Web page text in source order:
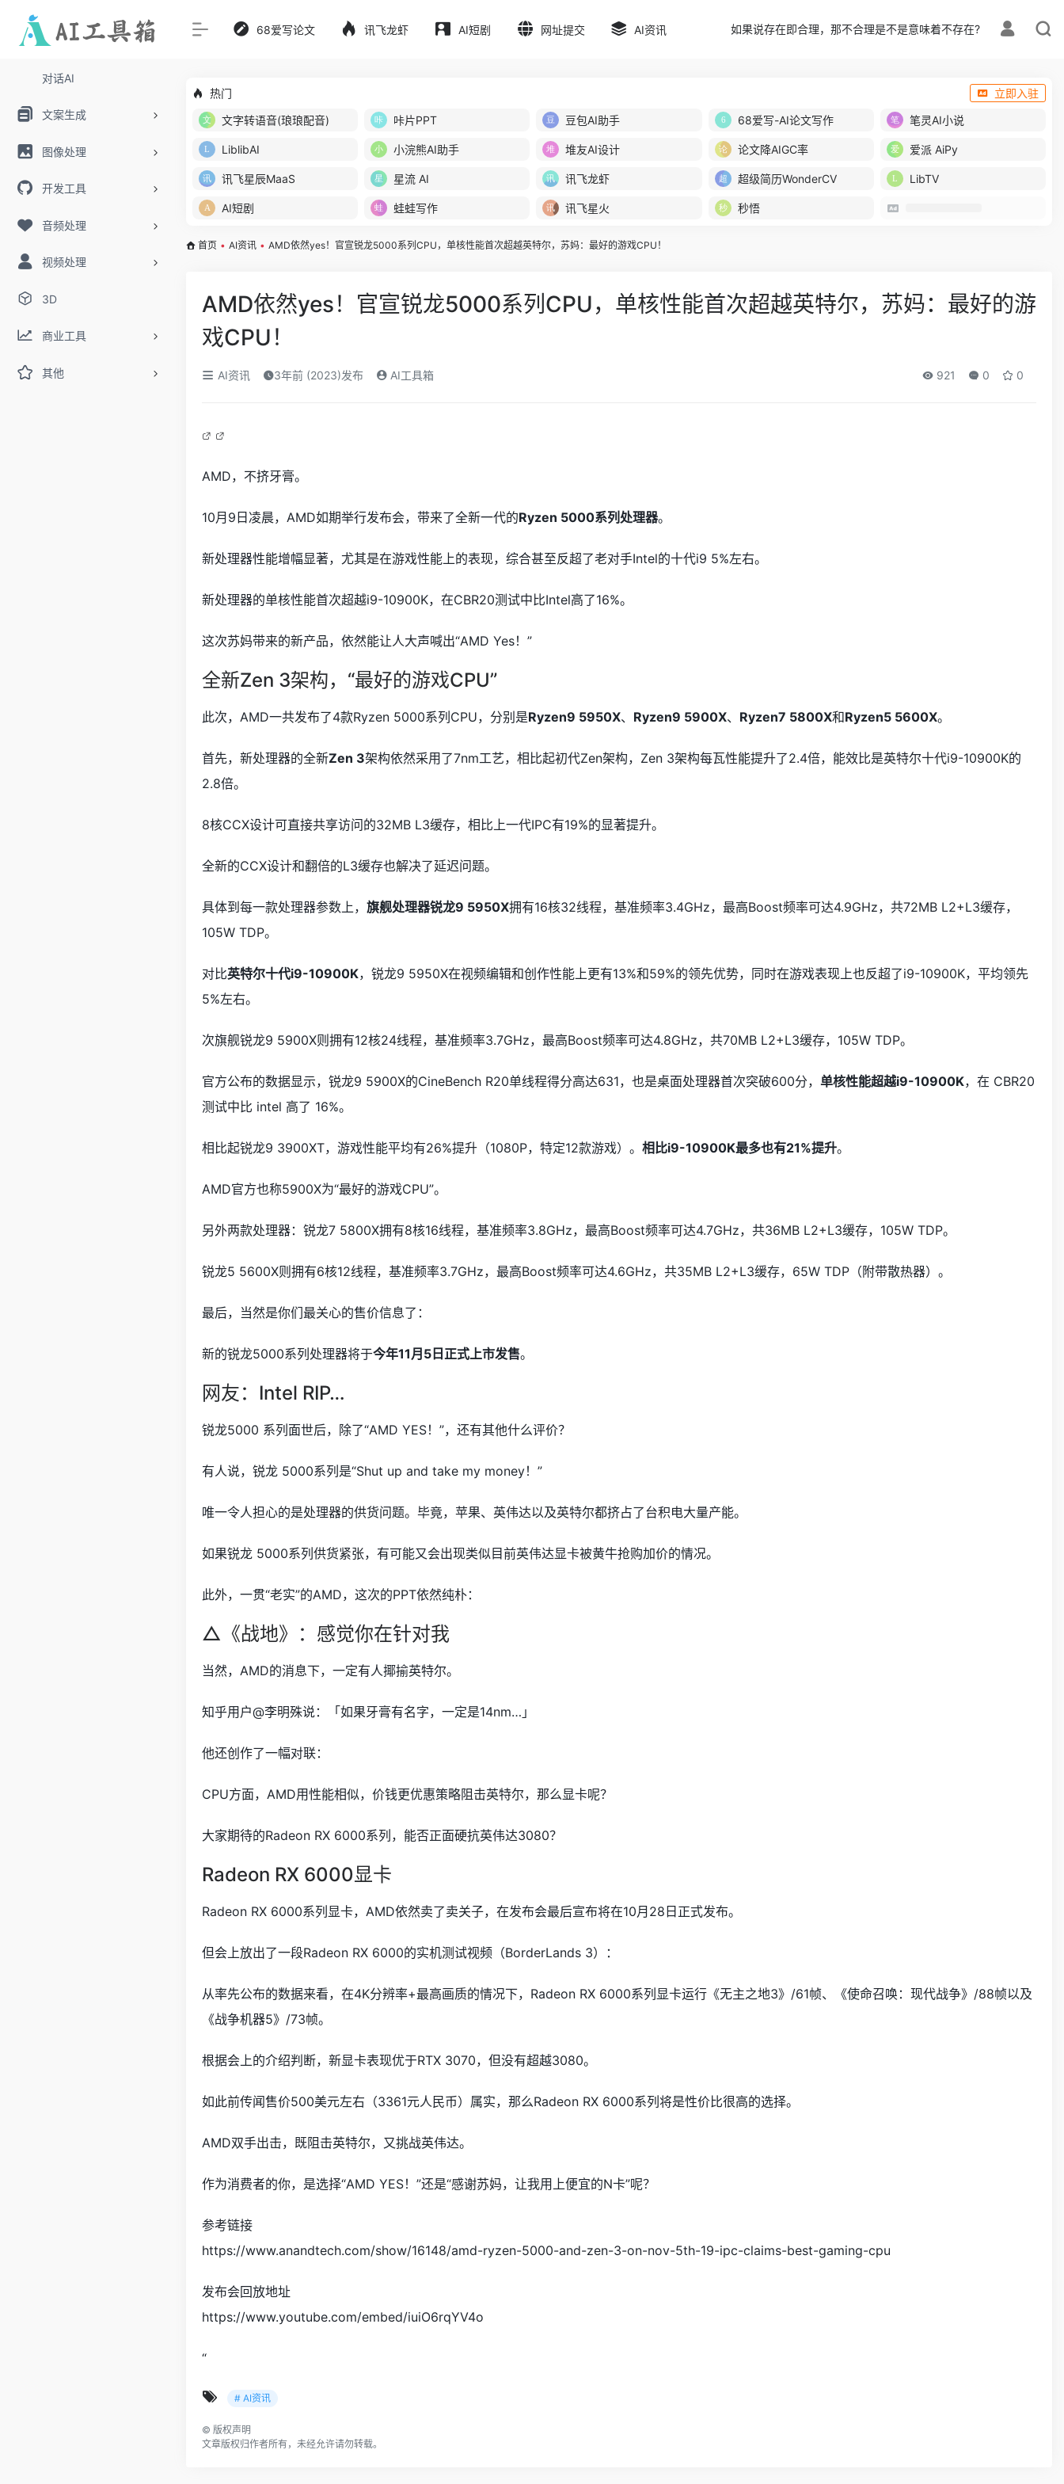
对话AI
文案生成
图像处理
开发工具
音频处理
视频处理
3D
商业工具
其他
68爱写论文 讯飞龙虾 AI短剧 网址提交 AI资讯 如果说存在即合理，那不合理是不是意味着不存在?
热门
立即入驻
文字转语音(琅琅配音)
咔片PPT 豆包AI助手 68爱写-AI论文写作 笔灵AI小说
LiblibAI 小浣熊AI助手 堆友AI设计 论文降AIGC率 爱派 AiPy
讯飞星辰MaaS 星流 AI 讯飞龙虾 超级简历WonderCV LibTV
AI短剧 蛙蛙写作 讯飞星火 秒悟
首页 • AI资讯 • AMD依然yes！官宣锐龙5000系列CPU，单核性能首次超越英特尔，苏妈：最好的游戏CPU！
AMD依然yes！官宣锐龙5000系列CPU，单核性能首次超越英特尔，苏妈：最好的游
戏CPU！
AI资讯 3年前 (2023)发布 AI工具箱 921 0 0
AMD，不挤牙膏。
10月9日凌晨，AMD如期举行发布会，带来了全新一代的Ryzen 5000系列处理器。
新处理器性能增幅显著，尤其是在游戏性能上的表现，综合甚至反超了老对手Intel的十代i9 5%左右。
新处理器的单核性能首次超越i9-10900K，在CBR20测试中比Intel高了16%。
这次苏妈带来的新产品，依然能让人大声喊出“AMD Yes！”
全新Zen 3架构，“最好的游戏CPU”
此次，AMD一共发布了4款Ryzen 5000系列CPU，分别是Ryzen9 5950X、 Ryzen9 5900X、 Ryzen7 5800X和Ryzen5 5600X。
首先，新处理器的全新Zen 3架构依然采用了7nm工艺，相比起初代Zen架构，Zen 3架构每瓦性能提升了2.4倍，能效比是英特尔十代i9-10900K的
2.8倍。
8核CCX设计可直接共享访问的32MB L3缓存，相比上一代IPC有19%的显著提升。
全新的CCX设计和翻倍的L3缓存也解决了延迟问题。
具体到每一款处理器参数上， 旗舰处理器锐龙9 5950X拥有16核32线程，基准频率3.4GHz，最高Boost频率可达4.9GHz，共72MB L2+L3缓存，
105W TDP。
对比英特尔十代i9-10900K，锐龙9 5950X在视频编辑和创作性能上更有13%和59%的领先优势，同时在游戏表现上也反超了i9-10900K，平均领先
5%左右。
次旗舰锐龙9 5900X则拥有12核24线程，基准频率3.7GHz，最高Boost频率可达4.8GHz，共70MB L2+L3缓存，105W TDP。
官方公布的数据显示，锐龙9 5900X的CineBench R20单线程得分高达631，也是桌面处理器首次突破600分， 单核性能超越i9-10900K，在 CBR20
测试中比 intel 高了 16%。
相比起锐龙9 3900XT，游戏性能平均有26%提升（1080P，特定12款游戏）。 相比i9-10900K最多也有21%提升。
AMD官方也称5900X为“最好的游戏CPU”。
另外两款处理器：锐龙7 5800X拥有8核16线程，基准频率3.8GHz，最高Boost频率可达4.7GHz，共36MB L2+L3缓存，105W TDP。
锐龙5 5600X则拥有6核12线程，基准频率3.7GHz，最高Boost频率可达4.6GHz，共35MB L2+L3缓存，65W TDP（附带散热器）。
最后，当然是你们最关心的售价信息了：
新的锐龙5000系列处理器将于今年11月5日正式上市发售。
网友：Intel RIP…
锐龙5000 系列面世后，除了“AMD YES！”，还有其他什么评价？
有人说，锐龙 5000系列是“Shut up and take my money！”
唯一令人担心的是处理器的供货问题。毕竟，苹果、英伟达以及英特尔都挤占了台积电大量产能。
如果锐龙 5000系列供货紧张，有可能又会出现类似目前英伟达显卡被黄牛抢购加价的情况。
此外，一贯“老实”的AMD，这次的PPT依然纯朴：
△《战地》：感觉你在针对我
当然，AMD的消息下，一定有人揶揄英特尔。
知乎用户@李明殊说：「如果牙膏有名字，一定是14nm…」
他还创作了一幅对联：
CPU方面，AMD用性能相似，价钱更优惠策略阻击英特尔，那么显卡呢？
大家期待的Radeon RX 6000系列，能否正面硬抗英伟达3080？
Radeon RX 6000显卡
Radeon RX 6000系列显卡，AMD依然卖了卖关子，在发布会最后宣布将在10月28日正式发布。
但会上放出了一段Radeon RX 6000的实机测试视频（BorderLands 3）：
从率先公布的数据来看，在4K分辨率+最高画质的情况下，Radeon RX 6000系列显卡运行《无主之地3》/61帧、《使命召唤：现代战争》/88帧以及
《战争机器5》/73帧。
根据会上的介绍判断，新显卡表现优于RTX 3070，但没有超越3080。
如此前传闻售价500美元左右（3361元人民币）属实，那么Radeon RX 6000系列将是性价比很高的选择。
AMD双手出击，既阻击英特尔，又挑战英伟达。
作为消费者的你，是选择“AMD YES！”还是“感谢苏妈，让我用上便宜的N卡”呢？
参考链接
https://www.anandtech.com/show/16148/amd-ryzen-5000-and-zen-3-on-nov-5th-19-ipc-claims-best-gaming-cpu
发布会回放地址
https://www.youtube.com/embed/iuiO6rqYV4o
“
# AI资讯
© 版权声明
文章版权归作者所有，未经允许请勿转载。